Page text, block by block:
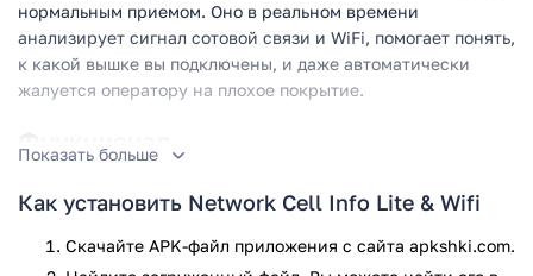
нормальным приемом. Оно в реальном времени
анализирует сигнал сотовой связи и WiFi, помогает понять,
к какой вышке вы подключены, и даже автоматически
жалуется оператору на плохое покрытие.
Видите цифры вместо загадочных «палочек» — точные
значения уровня приема в dBm. Поддерживает все
стандарты: от старого GSM до 5G. Особенно крутая фишка
Показать больше
Как установить Network Cell Info Lite & Wifi
Скачайте APK-файл приложения с сайта apkshki.com.